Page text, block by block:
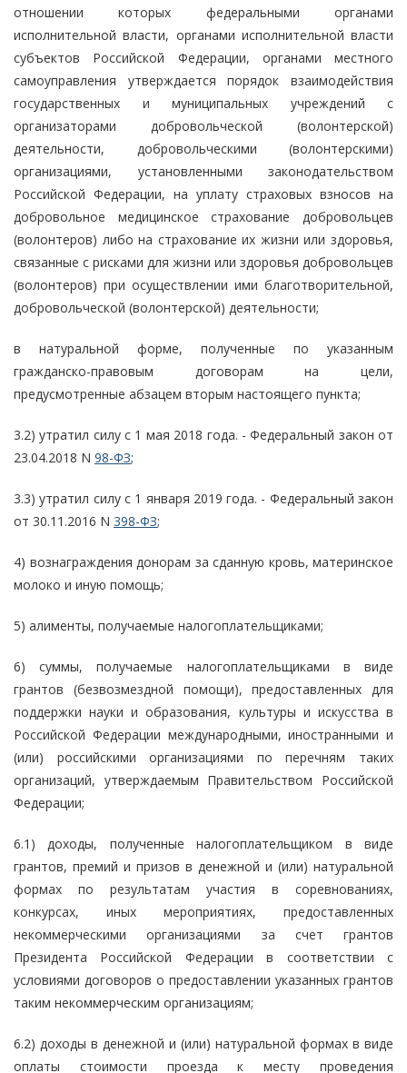
отношении которых федеральными органами
исполнительной власти, органами исполнительной власти
субъектов Российской Федерации, органами местного
самоуправления утверждается порядок взаимодействия
государственных и муниципальных учреждений с
организаторами добровольческой (волонтерской)
деятельности, добровольческими (волонтерскими)
организациями, установленными законодательством
Российской Федерации, на уплату страховых взносов на
добровольное медицинское страхование добровольцев
(волонтеров) либо на страхование их жизни или здоровья,
связанные с рисками для жизни или здоровья добровольцев
(волонтеров) при осуществлении ими благотворительной,
добровольческой (волонтерской) деятельности;
в натуральной форме, полученные по указанным
гражданско-правовым договорам на цели,
предусмотренные абзацем вторым настоящего пункта;
3.2) утратил силу с 1 мая 2018 года. - Федеральный закон от
23.04.2018 N 98-ФЗ;
3.3) утратил силу с 1 января 2019 года. - Федеральный закон
от 30.11.2016 N 398-ФЗ;
4) вознаграждения донорам за сданную кровь, материнское
молоко и иную помощь;
5) алименты, получаемые налогоплательщиками;
6) суммы, получаемые налогоплательщиками в виде
грантов (безвозмездной помощи), предоставленных для
поддержки науки и образования, культуры и искусства в
Российской Федерации международными, иностранными и
(или) российскими организациями по перечням таких
организаций, утверждаемым Правительством Российской
Федерации;
6.1) доходы, полученные налогоплательщиком в виде
грантов, премий и призов в денежной и (или) натуральной
формах по результатам участия в соревнованиях,
конкурсах, иных мероприятиях, предоставленных
некоммерческими организациями за счет грантов
Президента Российской Федерации в соответствии с
условиями договоров о предоставлении указанных грантов
таким некоммерческим организациям;
6.2) доходы в денежной и (или) натуральной формах в виде
оплаты стоимости проезда к месту проведения